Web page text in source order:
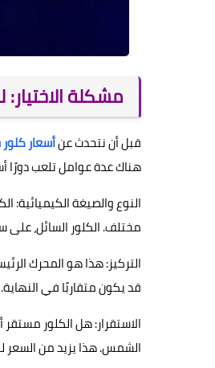
مشكلة
قبل أن نتحدث عنأسعار
هناك عدة عوامل تلعب دورًا
النوع والصيغة
مختلف. الكلور السائل، على
قد يكون متقاربًا في النهاية.
الاستقرار: هل الكلور
الشمس. هذا يزيد من السعر